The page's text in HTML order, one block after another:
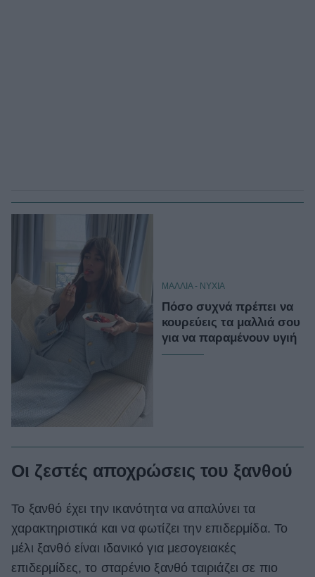
ΜΑΛΛΙΑ - ΝΥΧΙΑ
Πόσο συχνά πρέπει να
κουρεύεις τα μαλλιά σου
για να παραμένουν υγιή
Οι ζεστές αποχρώσεις του ξανθού
Το ξανθό έχει την ικανότητα να απαλύνει τα
χαρακτηριστικά και να φωτίζει την επιδερμίδα. Το
μέλι ξανθό είναι ιδανικό για μεσογειακές
επιδερμίδες, το σταρένιο ξανθό ταιριάζει σε πιο